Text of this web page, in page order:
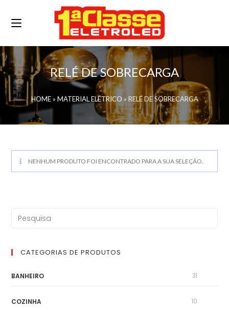
RELÉ DE SOBRECARGA
HOME» MATERIAL ELÉTRICO»RELÉ DE SOBRECARGA
NENHUM PRODUTO FOI ENCONTRADO PARA A SUA SELEÇÃO.
CATEGORIAS DE PRODUTOS
BANHEIRO 31
COZINHA 10